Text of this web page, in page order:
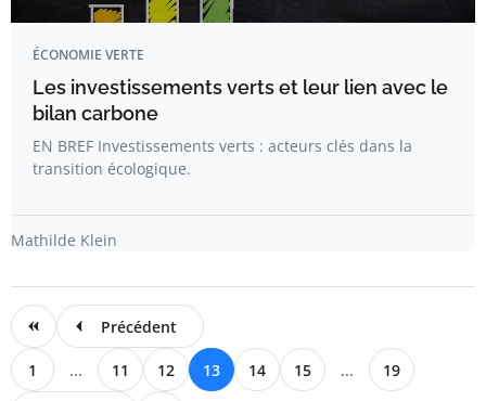
ÉCONOMIE VERTE
Les investissements verts et leur lien avec le
bilan carbone
EN BREF Investissements verts : acteurs clés dans la
transition écologique.
Mathilde Klein
Précédent
1 ... 11 12 13 14 15 ... 19